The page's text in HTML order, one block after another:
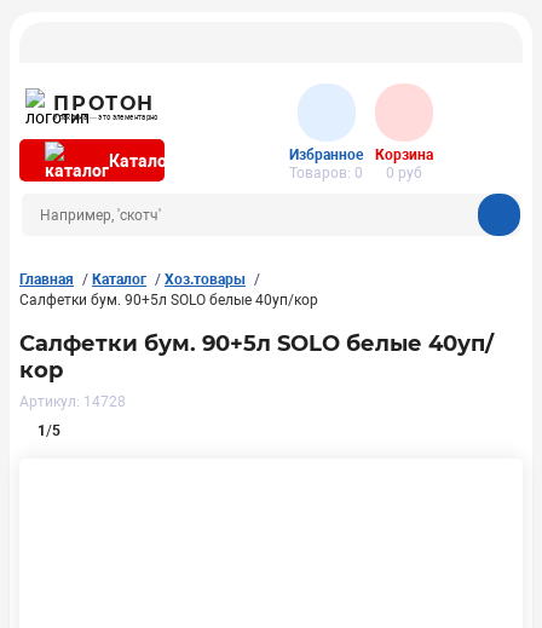
ПРОТОН
Упаковка — это элементарно
Каталог
Избранное
Товаров: 0
Корзина
0 руб
Главная Каталог
Хоз.товары
Салфетки бум. 90+5л SOLO белые 40уп/кор
Салфетки бум. 90+5л SOLO белые 40уп/
кор
Артикул: 14728
1 /5